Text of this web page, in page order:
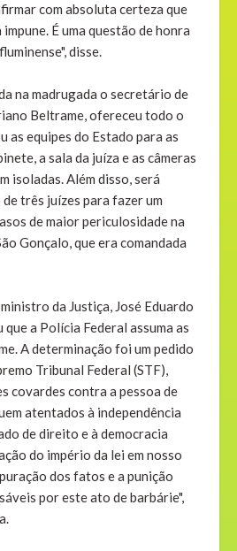
com absoluta certeza que
É uma questão de honra
disse.
na madrugada o secretário de
Beltrame, ofereceu todo o
as equipes do Estado para as
a sala da juíza e as câmeras
isoladas. Além disso, será
três juízes para fazer um
de maior periculosidade na
Gonçalo, que era comandada
da Justiça, José Eduardo
a Polícia Federal assuma as
A determinação foi um pedido
Tribunal Federal (STF),
covardes contra a pessoa de
atentados à independência
de direito e à democracia
do império da lei em nosso
dos fatos e a punição
por este ato de barbárie",